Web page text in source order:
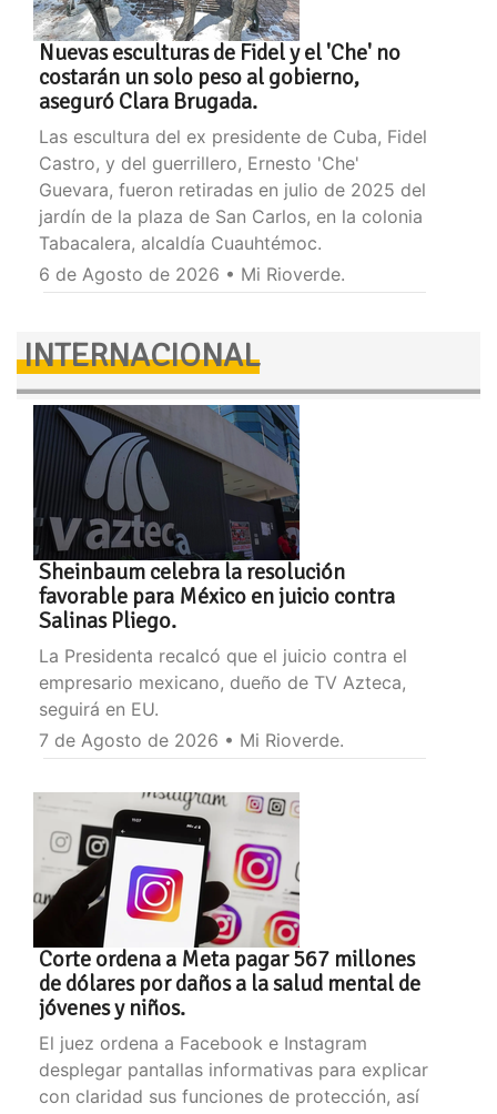
Nuevas esculturas de Fidel y el 'Che' no
costarán un solo peso al gobierno,
aseguró Clara Brugada.
Las escultura del ex presidente de Cuba, Fidel
Castro, y del guerrillero, Ernesto 'Che'
Guevara, fueron retiradas en julio de 2025 del
jardín de la plaza de San Carlos, en la colonia
Tabacalera, alcaldía Cuauhtémoc.
6 de Agosto de 2026 • Mi Rioverde.
INTERNACIONAL
Sheinbaum celebra la resolución
favorable para México en juicio contra
Salinas Pliego.
La Presidenta recalcó que el juicio contra el
empresario mexicano, dueño de TV Azteca,
seguirá en EU.
7 de Agosto de 2026 • Mi Rioverde.
Corte ordena a Meta pagar 567 millones
de dólares por daños a la salud mental de
jóvenes y niños.
El juez ordena a Facebook e Instagram
desplegar pantallas informativas para explicar
con claridad sus funciones de protección, así